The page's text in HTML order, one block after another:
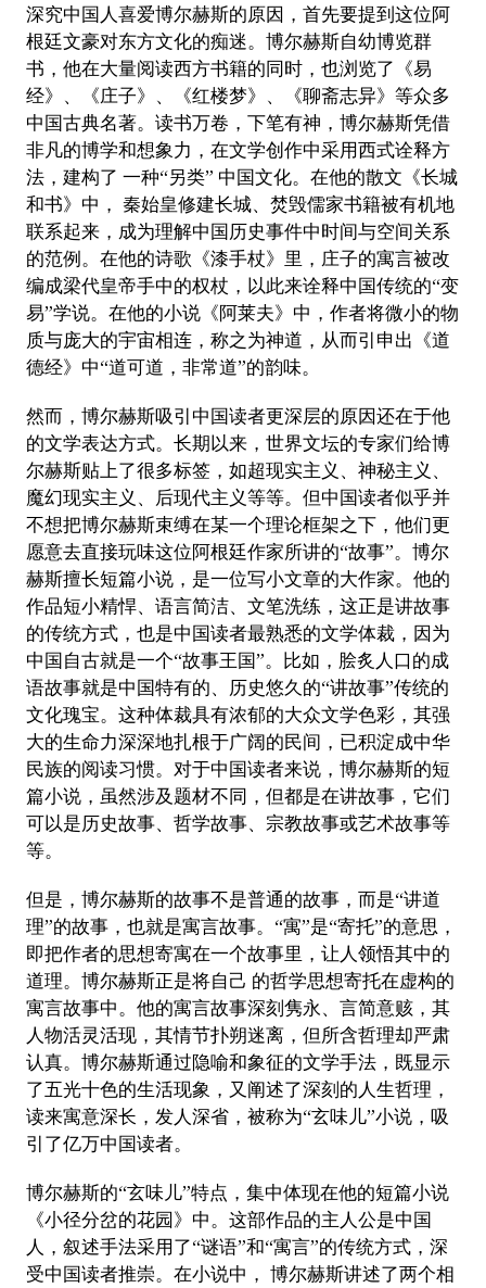
深究中国人喜爱博尔赫斯的原因，首先要提到这位阿
根廷文豪对东方文化的痴迷。博尔赫斯自幼博览群
书，他在大量阅读西方书籍的同时，也浏览了《易
经》、《庄子》、《红楼梦》、《聊斋志异》等众多
中国古典名著。读书万卷，下笔有神，博尔赫斯凭借
非凡的博学和想象力，在文学创作中采用西式诠释方
法，建构了 一种“另类” 中国文化。在他的散文《长城
和书》中， 秦始皇修建长城、焚毁儒家书籍被有机地
联系起来，成为理解中国历史事件中时间与空间关系
的范例。在他的诗歌《漆手杖》里，庄子的寓言被改
编成梁代皇帝手中的权杖，以此来诠释中国传统的“变
易”学说。在他的小说《阿莱夫》中，作者将微小的物
质与庞大的宇宙相连，称之为神道，从而引申出《道
德经》中“道可道，非常道”的韵味。
然而，博尔赫斯吸引中国读者更深层的原因还在于他
的文学表达方式。长期以来，世界文坛的专家们给博
尔赫斯贴上了很多标签，如超现实主义、神秘主义、
魔幻现实主义、后现代主义等等。但中国读者似乎并
不想把博尔赫斯束缚在某一个理论框架之下，他们更
愿意去直接玩味这位阿根廷作家所讲的“故事”。博尔
赫斯擅长短篇小说，是一位写小文章的大作家。他的
作品短小精悍、语言简洁、文笔洗练，这正是讲故事
的传统方式，也是中国读者最熟悉的文学体裁，因为
中国自古就是一个“故事王国”。比如，脍炙人口的成
语故事就是中国特有的、历史悠久的“讲故事”传统的
文化瑰宝。这种体裁具有浓郁的大众文学色彩，其强
大的生命力深深地扎根于广阔的民间，已积淀成中华
民族的阅读习惯。对于中国读者来说，博尔赫斯的短
篇小说，虽然涉及题材不同，但都是在讲故事，它们
可以是历史故事、哲学故事、宗教故事或艺术故事等
等。
但是，博尔赫斯的故事不是普通的故事，而是“讲道
理”的故事，也就是寓言故事。“寓”是“寄托”的意思，
即把作者的思想寄寓在一个故事里，让人领悟其中的
道理。博尔赫斯正是将自己 的哲学思想寄托在虚构的
寓言故事中。他的寓言故事深刻隽永、言简意赅，其
人物活灵活现，其情节扑朔迷离，但所含哲理却严肃
认真。博尔赫斯通过隐喻和象征的文学手法，既显示
了五光十色的生活现象，又阐述了深刻的人生哲理，
读来寓意深长，发人深省，被称为“玄味儿”小说，吸
引了亿万中国读者。
博尔赫斯的“玄味儿”特点，集中体现在他的短篇小说
《小径分岔的花园》中。这部作品的主人公是中国
人，叙述手法采用了“谜语”和“寓言”的传统方式，深
受中国读者推崇。在小说中， 博尔赫斯讲述了两个相